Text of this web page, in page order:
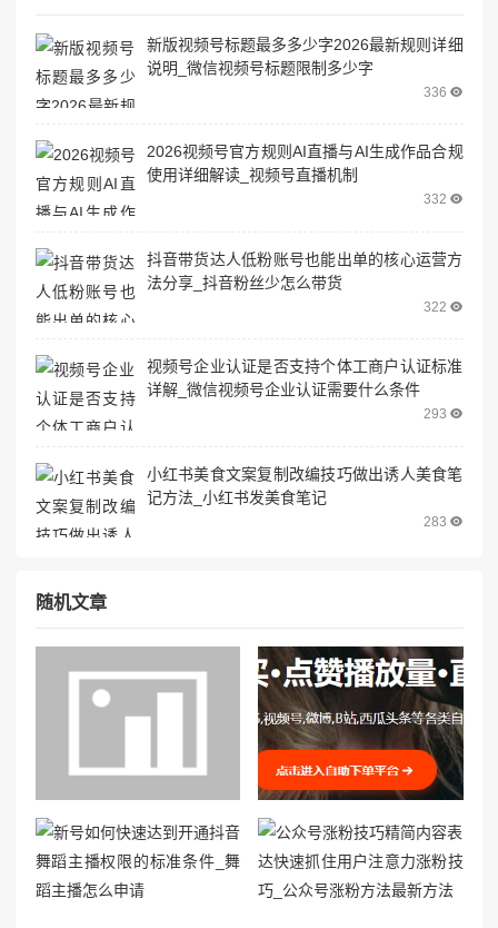
新版视频号标题最多多少字2026最新规则详细
说明_微信视频号标题限制多少字
336
2026视频号官方规则AI直播与AI生成作品合规
使用详细解读_视频号直播机制
332
抖音带货达人低粉账号也能出单的核心运营方
法分享_抖音粉丝少怎么带货
322
视频号企业认证是否支持个体工商户认证标准
详解_微信视频号企业认证需要什么条件
293
小红书美食文案复制改编技巧做出诱人美食笔
记方法_小红书发美食笔记
283
随机文章